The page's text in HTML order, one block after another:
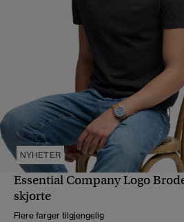
NYHETER
HURTIGVISNING
Essential Company Logo
skjorte
Flere farger tilgjengelig